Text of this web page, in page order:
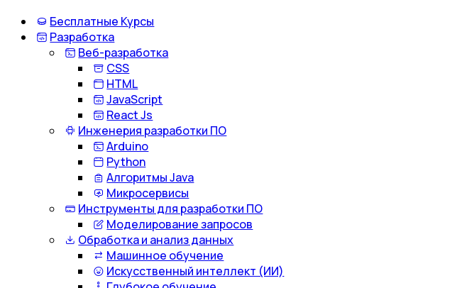
Бесплатные Курсы
Разработка
Веб-разработка
CSS
HTML
JavaScript
React Js
Инженерия разработки ПО
Arduino
Python
Алгоритмы Java
Микросервисы
Инструменты для разработки ПО
Моделирование запросов
Обработка и анализ данных
Машинное обучение
Искусственный интеллект (ИИ)